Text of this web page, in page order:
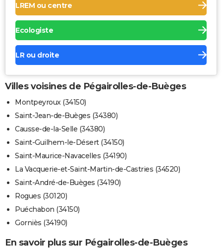
LREM ou centre
Ecologiste
LR ou droite
Villes voisines de Pégairolles-de-Buèges
Montpeyroux (34150)
Saint-Jean-de-Buèges (34380)
Causse-de-la-Selle (34380)
Saint-Guilhem-le-Désert (34150)
Saint-Maurice-Navacelles (34190)
La Vacquerie-et-Saint-Martin-de-Castries (34520)
Saint-André-de-Buèges (34190)
Rogues (30120)
Puéchabon (34150)
Gorniès (34190)
En savoir plus sur Pégairolles-de-Buèges